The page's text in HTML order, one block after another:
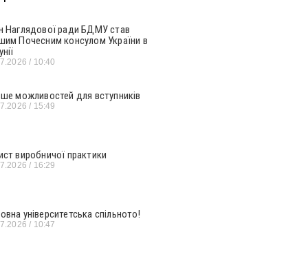
Наглядової ради БДМУ став
Почесним консулом України в
10:40
можливостей для вступників
15:49
виробничої практики
16:29
університетська спільното!
10:47